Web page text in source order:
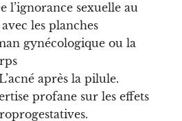
l’ignorance sexuelle au
les planches
gynécologique ou la
après la pilule.
profane sur les effets